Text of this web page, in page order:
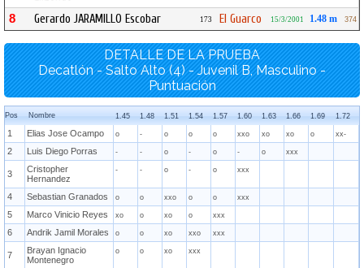
8 Gerardo JARAMILLO Escobar 173 El Guarco 15/3/2001 1.48 m 374
DETALLE DE LA PRUEBA
Decatlón - Salto Alto (4) - Juvenil B, Masculino -
Puntuación
Pos Nombre 1.45 1.48 1.51 1.54 1.57 1.60 1.63 1.66 1.69 1.72
1 Elias Jose Ocampo o - o o o xxo xo xo o xx-
2 Luis Diego Porras - - o - o - o xxx
3
Cristopher
Hernandez
- - o - o xxx
4 Sebastian Granados o o xxo o o xxx
5 Marco Vinicio Reyes xo o xo o xxx
6 Andrik Jamil Morales o o xo xxo xxx
7
Brayan Ignacio
Montenegro
o o xo xxx